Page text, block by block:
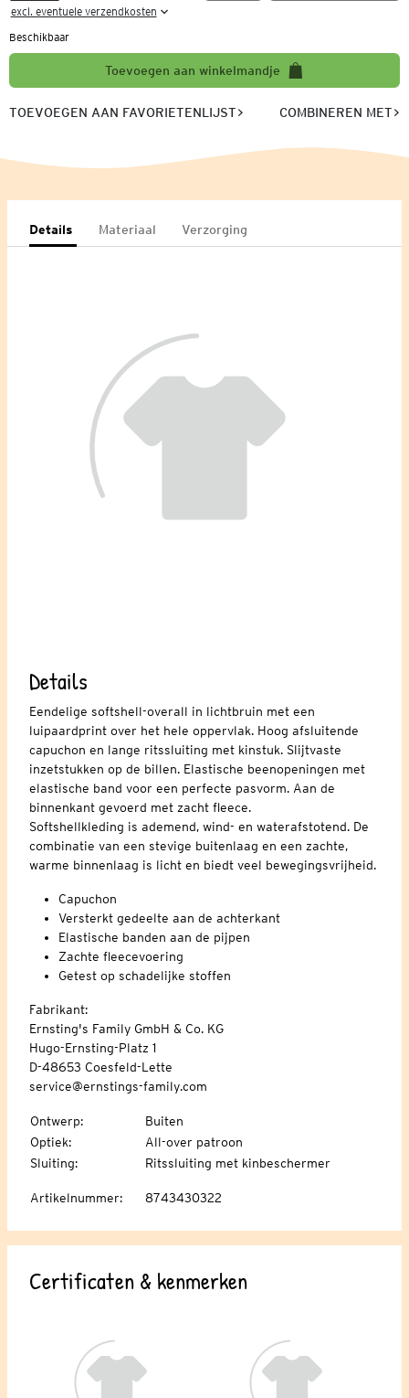
excl. eventuele verzendkosten
Beschikbaar
Toevoegen aan winkelmandje
TOEVOEGEN AAN FAVORIETENLIJST COMBINEREN MET
Details Materiaal Verzorging
Details
Eendelige softshell-overall in lichtbruin met een
luipaardprint over het hele oppervlak. Hoog afsluitende
capuchon en lange ritssluiting met kinstuk. Slijtvaste
inzetstukken op de billen. Elastische beenopeningen met
elastische band voor een perfecte pasvorm. Aan de
binnenkant gevoerd met zacht fleece.
Softshellkleding is ademend, wind- en waterafstotend. De
combinatie van een stevige buitenlaag en een zachte,
warme binnenlaag is licht en biedt veel bewegingsvrijheid.
Capuchon
Versterkt gedeelte aan de achterkant
Elastische banden aan de pijpen
Zachte fleecevoering
Getest op schadelijke stoffen
Fabrikant:
Ernsting's Family GmbH & Co. KG
Hugo-Ernsting-Platz 1
D-48653 Coesfeld-Lette
service@ernstings-family.com
Ontwerp:
Buiten
Optiek:
All-over patroon
Sluiting: Ritssluiting met kinbeschermer
Artikelnummer: 8743430322
Certificaten & kenmerken